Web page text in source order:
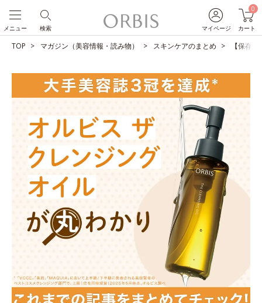
マイページ
0
カート
検索
メニュー
TOP マガジン（美容情報・読み物） スキンケアのまとめ 【保存